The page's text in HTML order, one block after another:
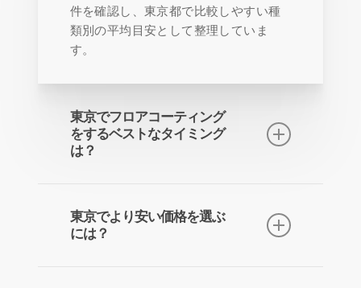
件を確認し、東京都で比較しやすい種
類別の平均目安として整理していま
す。
東京でフロアコーティング
をするベストなタイミング
は？
渡しの日から引っ越しまでの間が比較
しやすいタイミングです。荷物がない
東京でより安い価格を選ぶ
には？